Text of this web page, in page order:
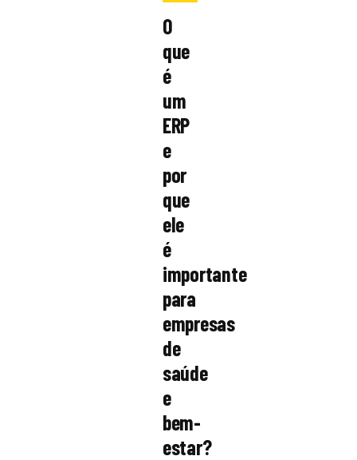
O
que
é
um
ERP
e
por
que
ele
é
importante
para
empresas
de
saúde
e
bem-
estar?